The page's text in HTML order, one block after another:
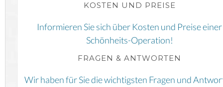
KOSTEN UND PREISE
Informieren Sie sich über Kosten und Preise einer
Schönheits-Operation!
FRAGEN & ANTWORTEN
Wir haben für Sie die wichtigsten Fragen und